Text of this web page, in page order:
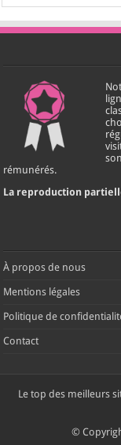
rémunérés.
La reproduction
À propos de nous
Mentions légales
Politique de
Contact
Le top des meilleurs
©